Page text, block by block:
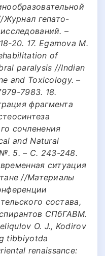
Журнал гепато-
–
20. 17. Egamova M.
of
paralysis //Indian
and Toxicology. –
7983. 18.
фрагмента
сочленения
and Natural
5. – С. 243-248.
ситуация
//Материалы
состава,
СПбГАВМ.
O. J., Kodirov
tibbiyotda
renaissance: